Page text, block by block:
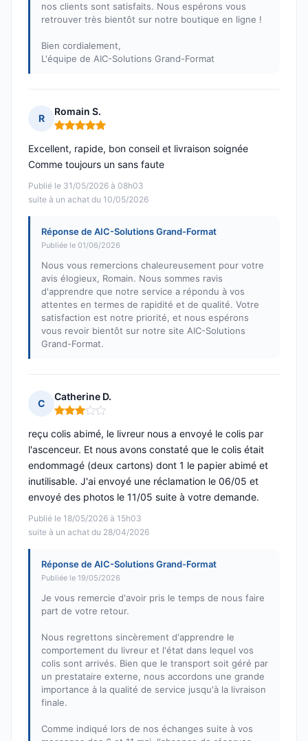
nos clients sont satisfaits. Nous espérons vous
retrouver très bientôt sur notre boutique en ligne !
Bien cordialement,
L'équipe de AIC-Solutions Grand-Format
R
Romain S.
Note : 5 sur 5
Publié le 31/05/2026 à 08h03
suite à un achat du 10/05/2026
Excellent, rapide, bon conseil et livraison soignée
Comme toujours un sans faute
Réponse de AIC-Solutions Grand-Format
Publiée le 01/06/2026
Nous vous remercions chaleureusement pour votre
avis élogieux, Romain. Nous sommes ravis
d'apprendre que notre service a répondu à vos
attentes en termes de rapidité et de qualité. Votre
satisfaction est notre priorité, et nous espérons
vous revoir bientôt sur notre site AIC-Solutions
Grand-Format.
C
Catherine D.
Note : 3 sur 5
Publié le 18/05/2026 à 15h03
suite à un achat du 28/04/2026
reçu colis abimé, le livreur nous a envoyé le colis par
l'ascenceur. Et nous avons constaté que le colis était
endommagé (deux cartons) dont 1 le papier abimé et
inutilisable. J'ai envoyé une réclamation le 06/05 et
envoyé des photos le 11/05 suite à votre demande.
Réponse de AIC-Solutions Grand-Format
Publiée le 19/05/2026
Je vous remercie d'avoir pris le temps de nous faire
part de votre retour.
Nous regrettons sincèrement d'apprendre le
comportement du livreur et l'état dans lequel vos
colis sont arrivés. Bien que le transport soit géré par
un prestataire externe, nous accordons une grande
importance à la qualité de service jusqu'à la livraison
finale.
Comme indiqué lors de nos échanges suite à vos